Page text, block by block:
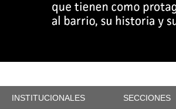
INSTITUCIONALES SECCIONES